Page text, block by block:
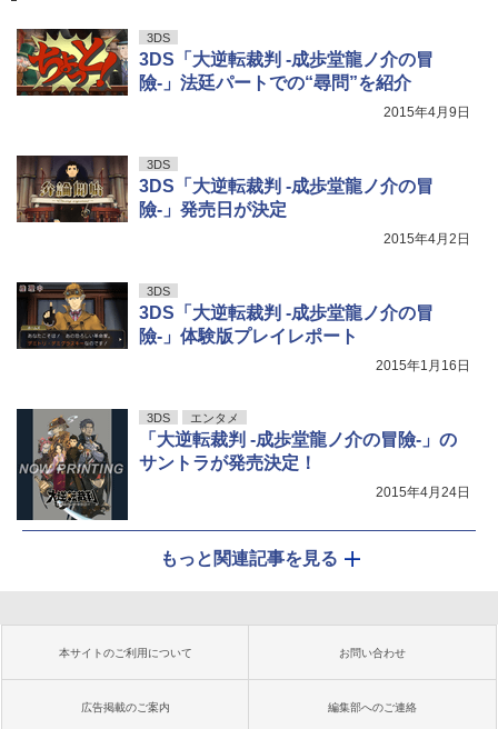
3DS
3DS「大逆転裁判 -成歩堂龍ノ介の冒
險-」法廷パートでの“尋問”を紹介
2015年4月9日
3DS
3DS「大逆転裁判 -成歩堂龍ノ介の冒
險-」発売日が決定
2015年4月2日
3DS
3DS「大逆転裁判 -成歩堂龍ノ介の冒
險-」体験版プレイレポート
2015年1月16日
3DS エンタメ
「大逆転裁判 -成歩堂龍ノ介の冒險-」の
サントラが発売決定！
2015年4月24日
もっと関連記事を見る
本サイトのご利用について お問い合わせ
広告掲載のご案内 編集部へのご連絡